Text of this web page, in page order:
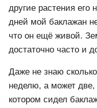
другие растения его
дней мой баклажан
что он ещё живой.
достаточно часто и
Даже не знаю
неделю, а может
котором сидел